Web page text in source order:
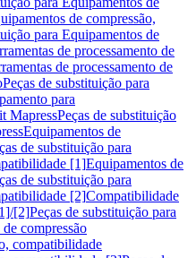
de compressão,
para Equipamentos de
de processamento de
de processamento de
Peças de substituição para
para
MapressPeças de substituição
Equipamentos de
de substituição para
[1]Equipamentos de
de substituição para
[2]Compatibilidade
[2]Peças de substituição para
compressão
compatibilidade